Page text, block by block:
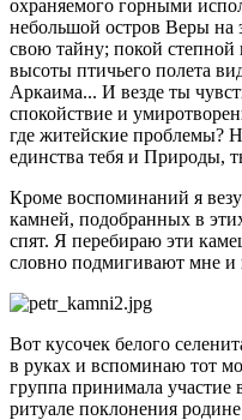
охраняемого горными
небольшой остров Веры на
свою тайну; покой степной
высоты птичьего полета
Аркаима... И везде ты
спокойствие и
где житейские проблемы?
единства тебя и Природы,
Кроме воспоминаний я
камней, подобранных в
спят. Я перебираю эти
словно подмигивают мне и
Вот кусочек белого
в руках и вспоминаю тот
группа принимала
ритуале поклонения